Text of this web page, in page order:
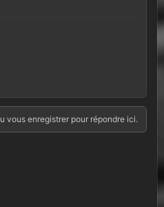
vous enregistrer pour répondre ici.